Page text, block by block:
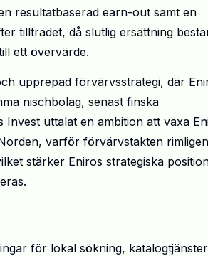
resultatbaserad earn-out samt en
tillträdet, då slutlig ersättning
ett övervärde.
upprepad förvärvsstrategi, där
nischbolag, senast finska
Invest uttalat en ambition att växa
varför förvärvstakten rimligen
stärker Eniros strategiska
för lokal sökning, katalogtjänster